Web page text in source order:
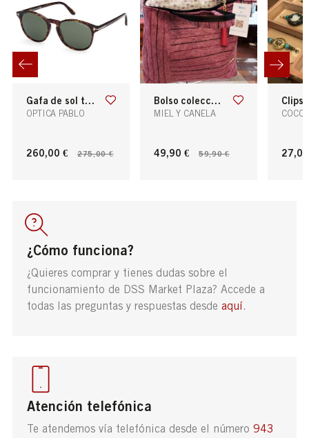
gafa de sol tom ford
OPTICA PABLO
260,00 € 275,00 €
bolso colección "pulple"
MIEL Y CANELA
49,90 € 59,90 €
clips
COCO
¿Cómo funciona?
¿Quieres comprar y tienes dudas sobre el
funcionamiento de DSS Market Plaza? Accede a
todas las preguntas y respuestas desde aquí .
Atención telefónica
Te atendemos vía telefónica desde el número 943